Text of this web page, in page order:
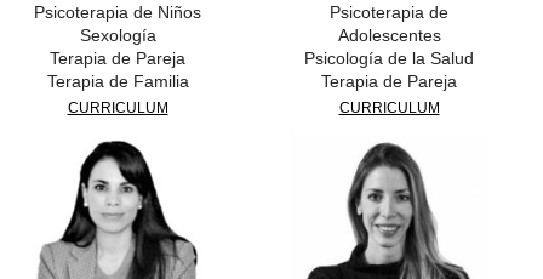
Psicoterapia de Niños
Sexología
Terapia de Pareja
Terapia de Familia
CURRICULUM
Psicoterapia de
Adolescentes
Psicología de la Salud
Terapia de Pareja
CURRICULUM